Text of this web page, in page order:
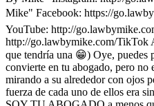
Mike" Facebook: https://
YouTube: http://
http://go.lawbymike.com/
que tendría una 😁) Oye, puedes
convierte en tu abogado, pero no
mirando a su alrededor con ojos
fuerza de cada uno de ellos era